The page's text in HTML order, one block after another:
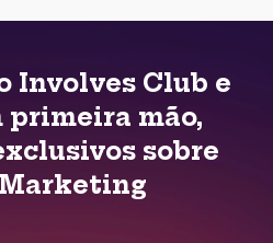
Involves Club e
primeira mão,
sobre